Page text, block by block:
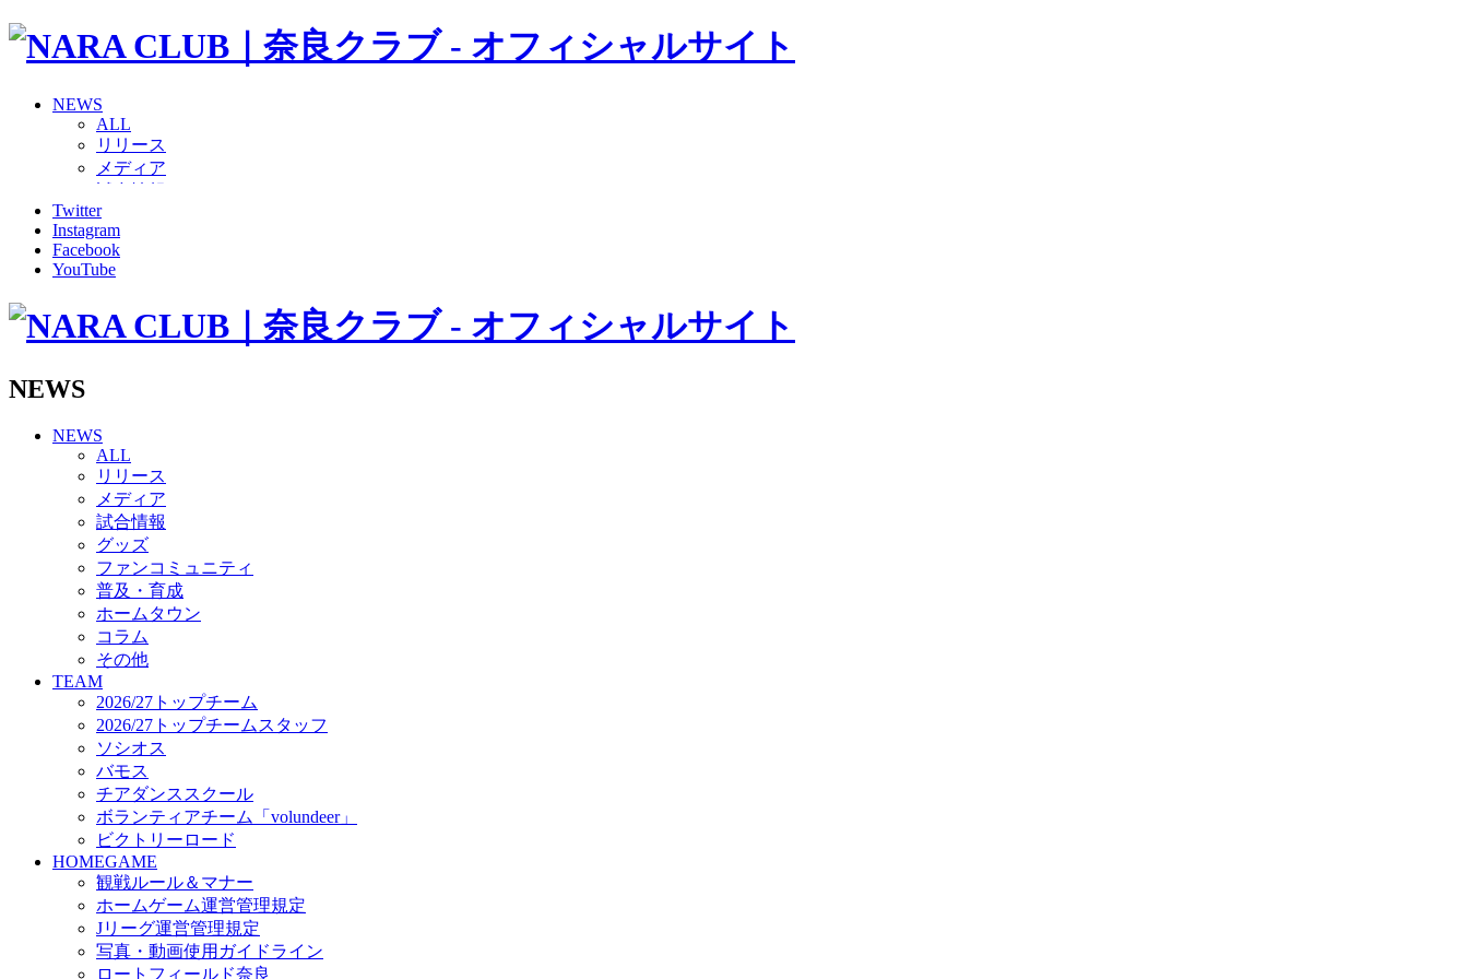
NEWS
ALL
リリース
メディア
グッズ
ファンコミュニティ
普及・育成
ホームタウン
その他
バモス
チアダンススクール
ボランティアチーム「volundeer」
ビクトリーロード
HOMEGAME
観戦ルール＆マナー
ホームゲーム運営管理規定
Jリーグ運営管理規定
写真・動画使用ガイドライン
ロートフィールド奈良
SCHEDULE
2026/27
練習見学時のファンサービスについて
TICKET
奈良クラブ明治安田J3リーグ2026/27シーズン試合観戦チケット
奈良クラブ明治安田Ｊ3リーグ 2026/27シーズン「鹿パス」
観戦ルール＆マナー
FANCOMMUNITY
2026/27ファンコミュニティ
サポートショップ
GOODS
オフィシャルストア（実店舗）
オンラインストア
ACADEMY
アカデミーについて
Twitter
Instagram
Facebook
YouTube
NEWS
NEWS
ALL
リリース
メディア
試合情報
グッズ
ファンコミュニティ
普及・育成
ホームタウン
コラム
その他
TEAM
2026/27トップチーム
2026/27トップチームスタッフ
ソシオス
バモス
チアダンススクール
ボランティアチーム「volundeer」
ビクトリーロード
HOMEGAME
観戦ルール＆マナー
ホームゲーム運営管理規定
Jリーグ運営管理規定
写真・動画使用ガイドライン
ロートフィールド奈良